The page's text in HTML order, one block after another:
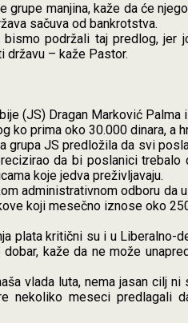
grupe manjina, kaže da će
sačuva od bankrotstva.
podržali taj predlog, jer
državu – kaže Pastor.
(JS) Dragan Marković
ko prima oko 30.000 dinara, a
grupa JS predložila da svi
da bi poslanici
koje jedva preživljavaju.
administrativnom odboru da
koji mesečno iznose oko
plata kritični su i u Liberalno-
kaže da ne može
vlada luta, nema jasan cilj
nekoliko meseci predlagali